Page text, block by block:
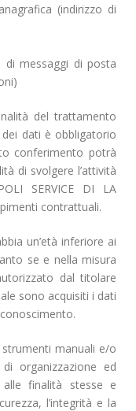
(indirizzo di
messaggi di posta
del trattamento
dati è obbligatorio
conferimento potrà
di svolgere l’attività
SERVICE DI LA
contrattuali.
un’età inferiore ai
se e nella misura
dal titolare
sono acquisiti i dati
manuali e/o
organizzazione ed
alle finalità stesse e
l’integrità e la